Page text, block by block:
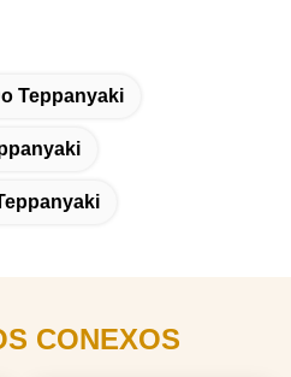
Teppanyaki
CONEXOS